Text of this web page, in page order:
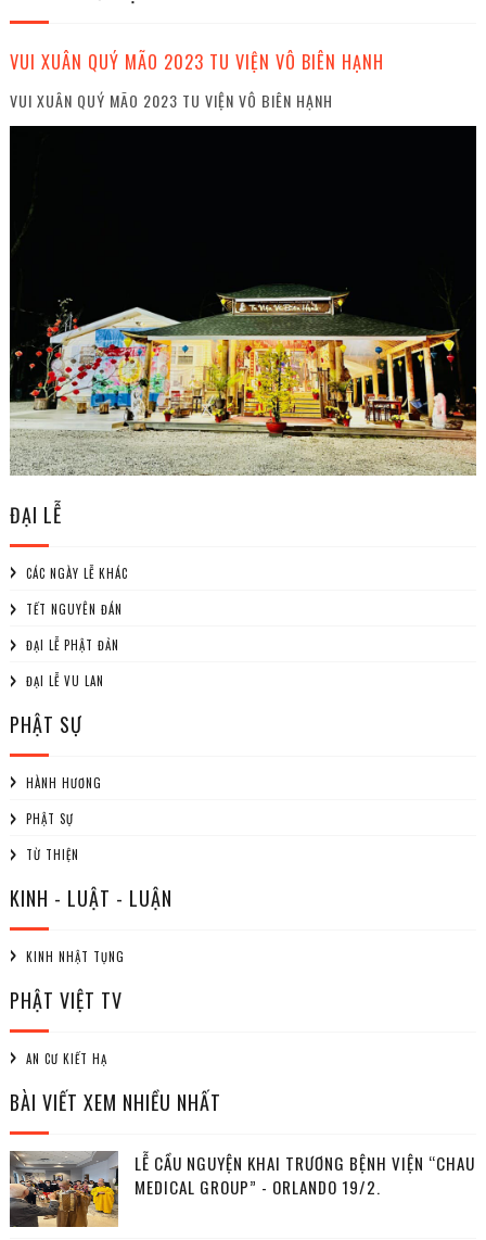
VUI XUÂN QUÝ MÃO 2023 TU VIỆN VÔ BIÊN HẠNH
VUI XUÂN QUÝ MÃO 2023 TU VIỆN VÔ BIÊN HẠNH
ĐẠI LỄ
CÁC NGÀY LỄ KHÁC
TẾT NGUYÊN ĐÁN
ĐẠI LỄ PHẬT ĐẢN
ĐẠI LỄ VU LAN
PHẬT SỰ
HÀNH HƯƠNG
PHẬT SỰ
TỪ THIỆN
KINH - LUẬT - LUẬN
KINH NHẬT TỤNG
PHẬT VIỆT TV
AN CƯ KIẾT HẠ
BÀI VIẾT XEM NHIỀU NHẤT
LỄ CẦU NGUYỆN KHAI TRƯƠNG BỆNH VIỆN “CHAU
MEDICAL GROUP” - ORLANDO 19/2.